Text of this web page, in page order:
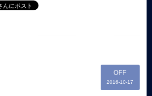
OFF
2016-10-17